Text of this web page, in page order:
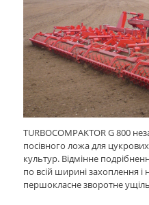
TURBOCOMPAKTOR G 800
посівного ложа для
культур. Відмінне
по всій ширині захоплення і
першокласне зворотне